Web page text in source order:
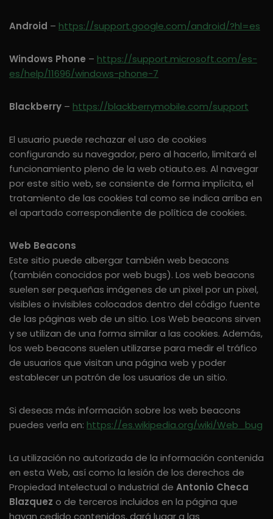
Android – https://support.google.com/android/?hl=es
Windows Phone – https://support.microsoft.com/es-
es/help/11696/windows-phone-7
Blackberry – https://blackberrymobile.com/support
El usuario puede rechazar el uso de cookies
configurando su navegador, pero al hacerlo, limitará el
funcionamiento pleno de la web otiauto.es. Al navegar
por este sitio web, se consiente de forma implícita, el
tratamiento de las cookies tal como se indica arriba en
el apartado correspondiente de política de cookies.
Web Beacons
Este sitio puede albergar también web beacons
(también conocidos por web bugs). Los web beacons
suelen ser pequeñas imágenes de un pixel por un pixel,
visibles o invisibles colocados dentro del código fuente
de las páginas web de un sitio. Los Web beacons sirven
y se utilizan de una forma similar a las cookies. Además,
los web beacons suelen utilizarse para medir el tráfico
de usuarios que visitan una página web y poder
establecer un patrón de los usuarios de un sitio.
Si deseas más información sobre los web beacons
puedes verla en: https://es.wikipedia.org/wiki/Web_bug
La utilización no autorizada de la información contenida
en esta Web, así como la lesión de los derechos de
Propiedad Intelectual o Industrial de Antonio Checa
Blazquez o de terceros incluidos en la página que
hayan cedido contenidos, dará lugar a las